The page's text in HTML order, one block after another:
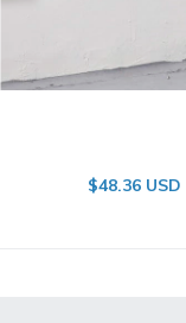
$48.36 USD